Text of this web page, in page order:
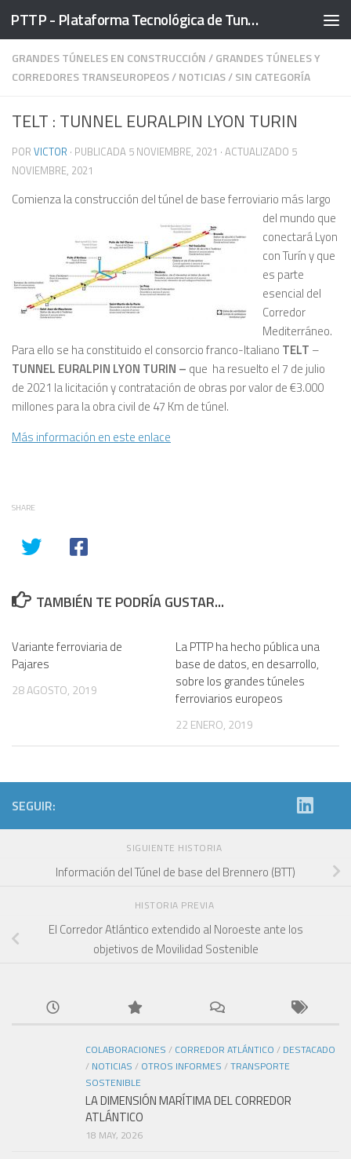
Saltar al contenido PTTP - Plataforma Tecnológica de Tuneles
GRANDES TÚNELES EN CONSTRUCCIÓN/GRANDES TÚNELES Y
CORREDORES TRANSEUROPEOS/NOTICIAS/SIN CATEGORÍA
TELT : TUNNEL EURALPIN LYON TURIN
POR VICTOR · PUBLICADA 5 NOVIEMBRE, 2021 · ACTUALIZADO 5
NOVIEMBRE, 2021
Comienza la construcción del túnel de base ferroviario más largo
del mundo que
conectará Lyon
con Turín y que
es parte
esencial del
Corredor
Mediterráneo.
Para ello se ha constituido el consorcio franco-Italiano TELT –
TUNNEL EURALPIN LYON TURIN – que ha resuelto el 7 de julio
de 2021 la licitación y contratación de obras por valor de €3.000
millones para la obra civil de 47 Km de túnel.
Más información en este enlace
SHARE
TAMBIÉN TE PODRÍA GUSTAR...
Variante ferroviaria de
Pajares
28 AGOSTO, 2019
La PTTP ha hecho pública una
base de datos, en desarrollo,
sobre los grandes túneles
ferroviarios europeos
22 ENERO, 2019
SEGUIR:
SIGUIENTE HISTORIA
Información del Túnel de base del Brennero (BTT)
HISTORIA PREVIA
El Corredor Atlántico extendido al Noroeste ante los
objetivos de Movilidad Sostenible
COLABORACIONES / CORREDOR ATLÁNTICO / DESTACADO
/ NOTICIAS / OTROS INFORMES /TRANSPORTE
SOSTENIBLE
LA DIMENSIÓN MARÍTIMA DEL CORREDOR
ATLÁNTICO
18 MAY, 2026